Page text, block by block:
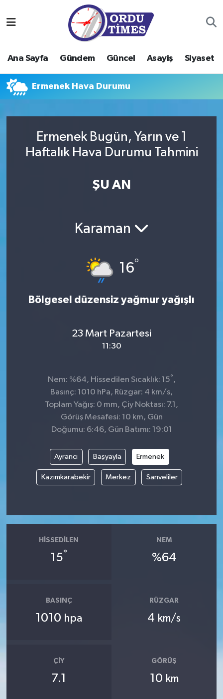
Ana Sayfa Gündem Güncel Asayiş Siyaset
Ermenek Hava Durumu
Ermenek Bugün, Yarın ve 1
Haftalık Hava Durumu Tahmini
ŞU AN
Karaman
16°
Bölgesel düzensiz yağmur yağışlı
23 Mart Pazartesi
11:30
Nem: %64, Hissedilen Sıcaklık: 15° ,
Basınç: 1010 hPa, Rüzgar: 4 km/s,
Toplam Yağış: 0 mm, Çiy Noktası: 7.1,
Görüş Mesafesi: 10 km, Gün
Doğumu: 6:46, Gün Batımı: 19:01
Ayrancı Başyayla Ermenek
Kazımkarabekir Merkez Sarıveliler
HISSEDILEN
15°
NEM
%64
BASINÇ
1010 hpa
RÜZGAR
4 km/s
ÇIY
7.1
GÖRÜŞ
10 km
Gündem
Güncel
Siyaset
Ordu Nöbetçi Eczaneler
Ordu Hava Durumu
Ordu Namaz Vakitleri
Süper Lig Puan Durumu ve Fikstür
Son Dakika Haberleri